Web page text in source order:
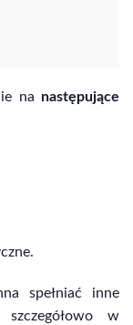
na następujące
spełniać inne
w